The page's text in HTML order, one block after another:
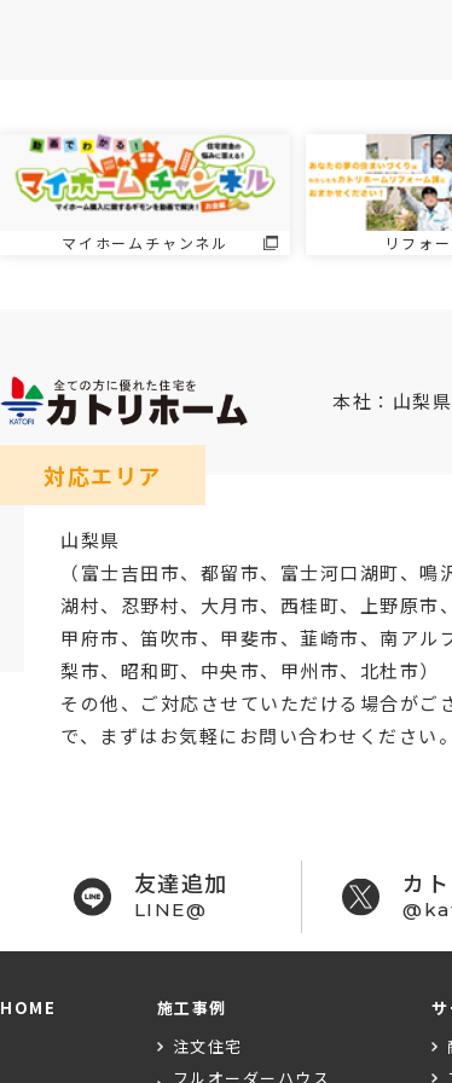
マイホームチャンネル リフォ
本社：山梨
対応エリア
山梨県
（富士吉田市、 都留市、 富士河口湖町、鳴
湖村、忍野村、 大月市、西桂町、上野原市
甲府市、笛吹市、甲斐市、韮崎市、南アル
梨市、昭和町、中央市、甲州市、北杜市）
その他、ご対応させていただける場合がご
で、まずはお気軽にお問い合わせください。
友達追加
LINE@
カ
HOME
施工事例
注文住宅
フルオーダーハウス